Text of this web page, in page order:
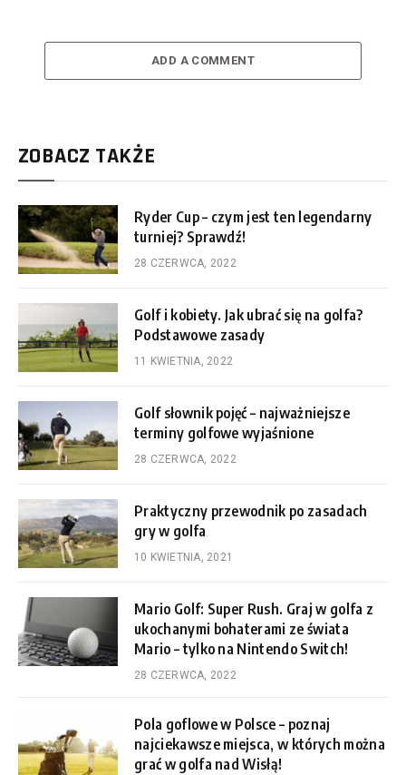
ADD A COMMENT
ZOBACZ TAKŻE
Ryder Cup – czym jest ten legendarny
turniej? Sprawdź!
28 CZERWCA, 2022
Golf i kobiety. Jak ubrać się na golfa?
Podstawowe zasady
11 KWIETNIA, 2022
Golf słownik pojęć – najważniejsze
terminy golfowe wyjaśnione
28 CZERWCA, 2022
Praktyczny przewodnik po zasadach
gry w golfa
10 KWIETNIA, 2021
Mario Golf: Super Rush. Graj w golfa z
ukochanymi bohaterami ze świata
Mario – tylko na Nintendo Switch!
28 CZERWCA, 2022
Pola goflowe w Polsce – poznaj
najciekawsze miejsca, w których można
grać w golfa nad Wisłą!